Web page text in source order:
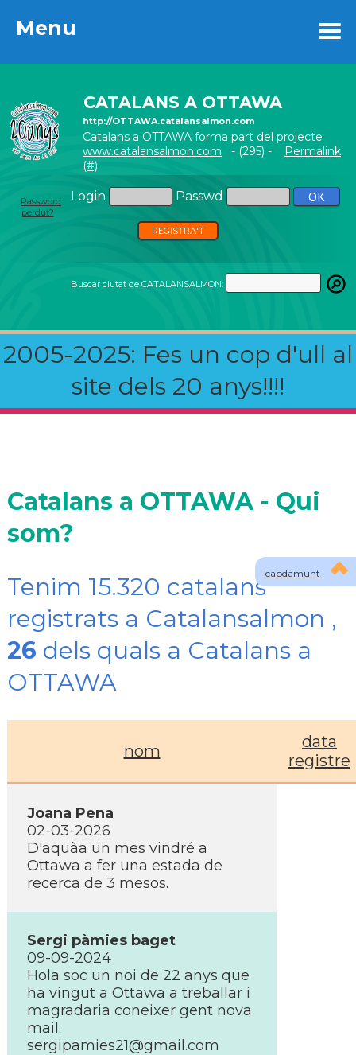
Menu
CATALANS A OTTAWA
http://OTTAWA.catalansalmon.com
Catalans a OTTAWA forma part del projecte
www.catalansalmon.com - (295) - Permalink
(#)
Login Passwd
Password
perdut?
REGISTRA'T
Buscar ciutat de CATALANSALMON:
2005-2025: Fes un cop d'ull al
site dels 20 anys!!!!
Menu
capdamunt
Catalans a OTTAWA - Qui
som?
Tenim 15.320 catalans
registrats a Catalansalmon ,
26 dels quals a Catalans a
OTTAWA
nom
data
registre
Joana Pena
02-03-2026
D'aquàa un mes vindré a
Ottawa a fer una estada de
recerca de 3 mesos.
Sergi pàmies baget
09-09-2024
Hola soc un noi de 22 anys que
ha vingut a Ottawa a treballar i
magradaria coneixer gent nova
mail:
sergipamies21@gmail.com